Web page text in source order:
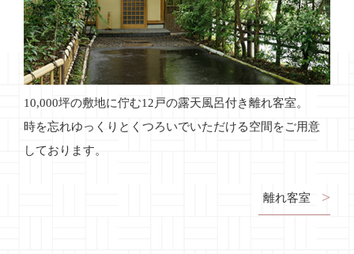
10,000坪の敷地に佇む12戸の露天風呂付き離れ客室。
時を忘れゆっくりとくつろいでいただける空間をご用意
しております。
離れ客室